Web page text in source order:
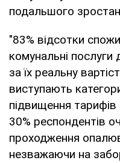
подальшого
"83% відсотки
комунальні
за їх реальну
виступають
підвищення тарифів
30% респондентів
проходження
незважаючи на